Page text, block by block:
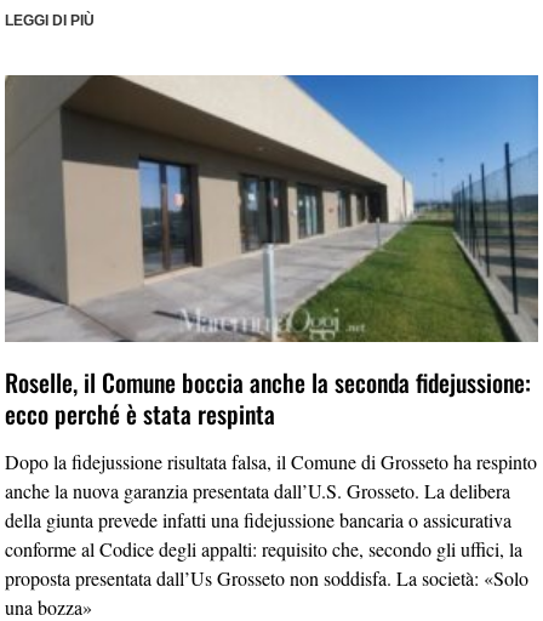
LEGGI DI PIÙ
Roselle, il Comune boccia anche la seconda fidejussione:
ecco perché è stata respinta
Dopo la fidejussione risultata falsa, il Comune di Grosseto ha respinto
anche la nuova garanzia presentata dall’U.S. Grosseto. La delibera
della giunta prevede infatti una fidejussione bancaria o assicurativa
conforme al Codice degli appalti: requisito che, secondo gli uffici, la
proposta presentata dall’Us Grosseto non soddisfa. La società: «Solo
una bozza»